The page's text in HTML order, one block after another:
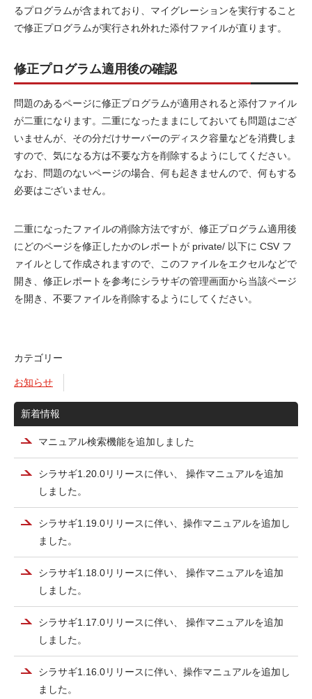
るプログラムが含まれており、マイグレーションを実行すること
で修正プログラムが実行され外れた添付ファイルが直ります。
修正プログラム適用後の確認
問題のあるページに修正プログラムが適用されると添付ファイル
が二重になります。二重になったままにしておいても問題はござ
いませんが、その分だけサーバーのディスク容量などを消費しま
すので、気になる方は不要な方を削除するようにしてください。
なお、問題のないページの場合、何も起きませんので、何もする
必要はございません。
二重になったファイルの削除方法ですが、修正プログラム適用後
にどのページを修正したかのレポートが private/ 以下に CSV フ
ァイルとして作成されますので、このファイルをエクセルなどで
開き、修正レポートを参考にシラサギの管理画面から当該ページ
を開き、不要ファイルを削除するようにしてください。
カテゴリー
お知らせ
新着情報
マニュアル検索機能を追加しました
シラサギ1.20.0リリースに伴い、 操作マニュアルを追加
しました。
シラサギ1.19.0リリースに伴い、操作マニュアルを追加し
ました。
シラサギ1.18.0リリースに伴い、 操作マニュアルを追加
しました。
シラサギ1.17.0リリースに伴い、 操作マニュアルを追加
しました。
シラサギ1.16.0リリースに伴い、操作マニュアルを追加し
ました。